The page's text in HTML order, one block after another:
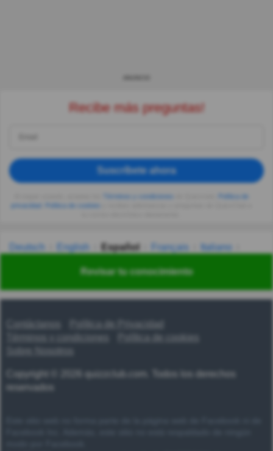
Revisar tu conocimiento
Recibe más preguntas!
Suscríbete ahora
privacidad
Deutsch English Español Français
Italiano
Українська हिन्दी 한국어 汉语
Contáctanos
Política de Privacidad
Términos y condiciones
Copyright © 2026 quizzclub.com. Todos los derechos
reservados